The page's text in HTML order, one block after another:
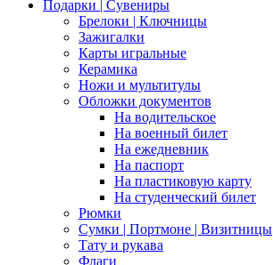
Подарки | Сувениры
Брелоки | Ключницы
Зажигалки
Карты игральные
Керамика
Ножи и мультитулы
Обложки документов
На водительское
На военный билет
На ежедневник
На паспорт
На пластиковую карту
На студенческий билет
Рюмки
Сумки | Портмоне | Визитницы
Тату и рукава
Флаги